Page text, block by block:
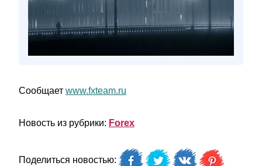
Сообщает www.fxteam.ru
Новость из рубрики: Forex
Поделиться новостью: